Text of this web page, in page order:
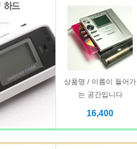
상품명 / 이름이 들어가
는 공간입니다
16,400